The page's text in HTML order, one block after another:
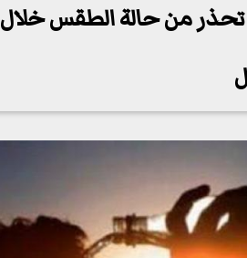
تحذر من حالة الطقس خلال